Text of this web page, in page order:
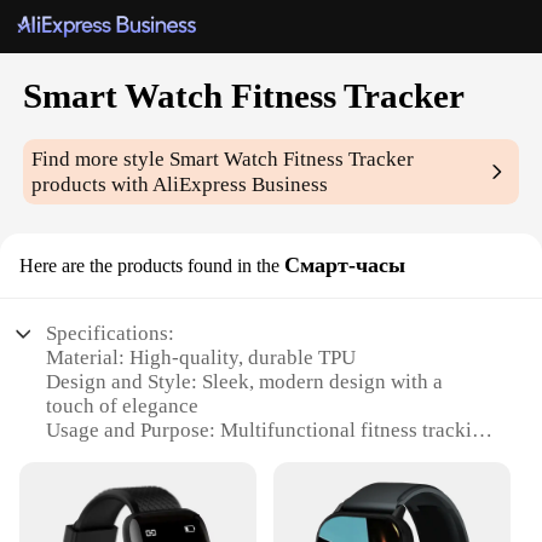
Smart Watch Fitness Tracker
Find more style Smart Watch Fitness Tracker
products with AliExpress Business
Here are the products found in the Смарт-часы
Specifications:
Material: High-quality, durable TPU
Design and Style: Sleek, modern design with a
touch of elegance
Usage and Purpose: Multifunctional fitness tracking
Performance and Property: Advanced sensors for
accurate tracking
Parts and Accessories: Includes a comfortable,